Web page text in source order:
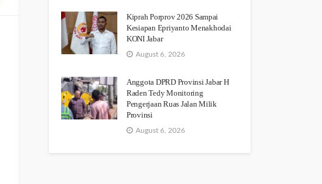
Kiprah Porprov 2026 Sampai
Kesiapan Epriyanto Menakhodai
KONI Jabar
August 6, 2026
Anggota DPRD Provinsi Jabar H
Raden Tedy Monitoring
Pengerjaan Ruas Jalan Milik
Provinsi
August 6, 2026